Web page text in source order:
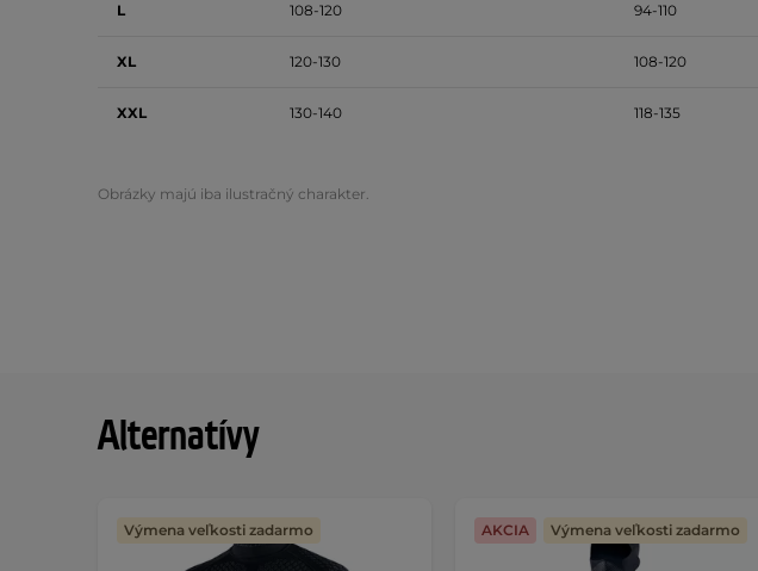
L 108-120 94-110
XL 120-130 108-120
XXL 130-140 118-135
Obrázky majú iba ilustračný charakter.
Alternatívy
Výmena veľkosti zadarmo AKCIA Výmena veľkosti zadarmo